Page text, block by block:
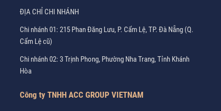
ĐỊA CHỈ CHI NHÁNH
Chi nhánh 01: 215 Phan Đăng Lưu, P. Cẩm Lệ, TP. Đà Nẵng (Q.
Cẩm Lệ cũ)
Chi nhánh 02: 3 Trịnh Phong, Phường Nha Trang, Tỉnh Khánh
Hòa
Công ty TNHH ACC GROUP VIETNAM